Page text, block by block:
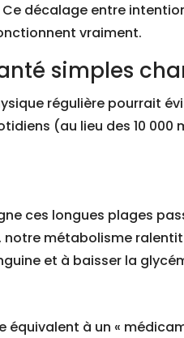
décalage entre
vraiment.
simples
régulière pourrait
(au lieu des 10
ces longues plages
métabolisme
et à baisser la
équivalent à un «